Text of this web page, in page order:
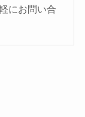
にお問い合